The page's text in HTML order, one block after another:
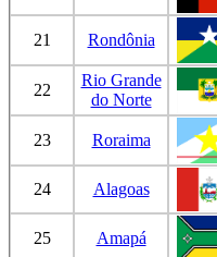
21 Rondônia
22
Rio Grande
do Norte
23 Roraima
24 Alagoas
25 Amapá